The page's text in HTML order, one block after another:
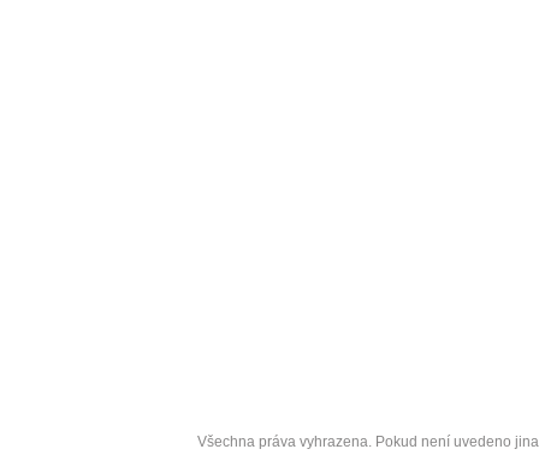
Všechna práva vyhrazena. Pokud není uvedeno